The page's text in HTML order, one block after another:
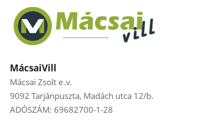
MácsaiVill
Mácsai Zsolt e.v.
9092 Tarjánpuszta, Madách utca 12/b.
ADÓSZÁM: 69682700-1-28